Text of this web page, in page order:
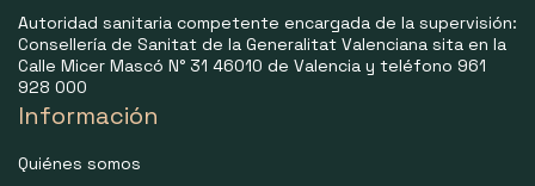
Autoridad sanitaria competente encargada de la supervisión:
Consellería de Sanitat de la Generalitat Valenciana sita en la
Calle Micer Mascó N° 31 46010 de Valencia y teléfono 961
928 000
Información
Quiénes somos